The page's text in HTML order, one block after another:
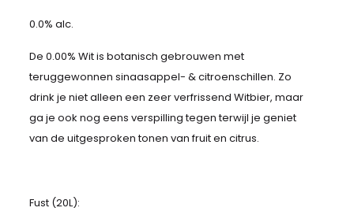
0.0% alc.
De 0.00% Wit is botanisch gebrouwen met
teruggewonnen sinaasappel- & citroenschillen. Zo
drink je niet alleen een zeer verfrissend Witbier, maar
ga je ook nog eens verspilling tegen terwijl je geniet
van de uitgesproken tonen van fruit en citrus.
Fust (20L):